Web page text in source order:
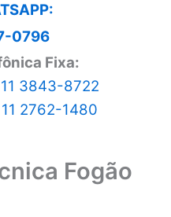
0796
Fixa:
11 3843-8722
11 2762-1480
Fogão